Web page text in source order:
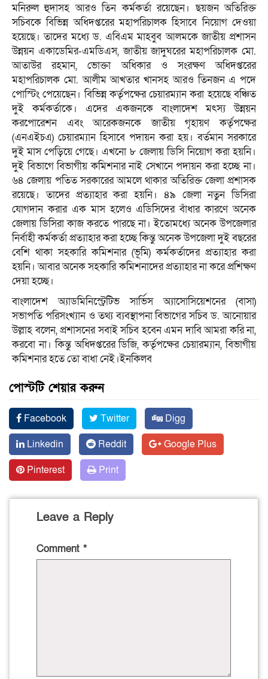
মনিরুল হুদাসহ আরও তিন কর্মকর্তা রয়েছেন। ছয়জন অতিরিক্ত
সচিবকে বিভিন্ন অধিদপ্তরের মহাপরিচালক হিসাবে নিয়োগ দেওয়া
হয়েছে। তাদের মধ্যে ড. এবিএম মাহবুব আলমকে জাতীয় প্রশাসন
উন্নয়ন একাডেমির-এমডিএস, জাতীয় জাদুঘরের মহাপরিচালক মো.
আতাউর রহমান, ভোক্তা অধিকার ও সংরক্ষণ অধিদপ্তরের
মহাপরিচালক মো. আলীম আখতার খানসহ আরও তিনজন এ পদে
পোস্টিং পেয়েছেন। বিভিন্ন কর্তৃপক্ষের চেয়ারম্যান করা হয়েছে বঞ্চিত
দুই কর্মকর্তাকে। এদের একজনকে বাংলাদেশ মৎস্য উন্নয়ন
করপোরেশন এবং আরেকজনকে জাতীয় গৃহায়ণ কর্তৃপক্ষের
(এনএইচএ) চেয়ারম্যান হিসাবে পদায়ন করা হয়। বর্তমান সরকারে
দুই মাস পেড়িয়ে গেছে। এখনো ৮ জেলায় ডিসি নিয়োগ করা হয়নি।
দুই বিভাগে বিভাগীয় কমিশনার নাই সেখানে পদায়ন করা হচ্ছে না।
৬৪ জেলায় পতিত সরকারের আমলে থাকার অতিরিক্ত জেলা প্রশাসক
রয়েছে। তাদের প্রত্যাহার করা হয়নি। ৪৯ জেলা নতুন ডিসিরা
যোগদান করার এক মাস হলেও এডিসিদের বাঁধার কারণে অনেক
জেলায় ডিসিরা কাজ করতে পারছে না। ইতোমধ্যে অনেক উপজেলার
নির্বাহী কর্মকর্তা প্রত্যাহার করা হচ্ছে কিন্তু অনেক উপজেলা দুই বছরের
বেশি থাকা সহকারি কমিশনার (ভূমি) কর্মকর্তাদের প্রত্যাহার করা
হয়নি। আবার অনেক সহকারি কমিশনাদের প্রত্যাহার না করে প্রশিক্ষণ
দেয়া হচ্ছে।
বাংলাদেশ অ্যাডমিনিস্ট্রেটিভ সার্ভিস অ্যাসোসিয়েশনের (বাসা)
সভাপতি পরিসংখ্যান ও তথ্য ব্যবস্থাপনা বিভাগের সচিব ড. আনোয়ার
উল্লাহ বলেন, প্রশাসনের সবাই সচিব হবেন এমন দাবি আমরা করি না,
করবো না। কিন্তু অধিদপ্তরের ডিজি, কর্তৃপক্ষের চেয়ারম্যান, বিভাগীয়
কমিশনার হতে তো বাধা নেই।ইনকিলব
পোস্টটি শেয়ার করুন
Facebook Twitter
Digg
Linkedin
Reddit
Google Plus
Pinterest
Print
Leave a Reply
Comment *